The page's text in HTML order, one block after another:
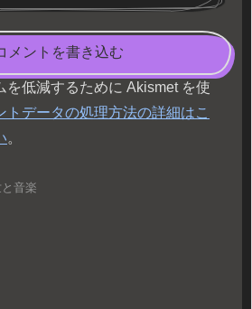
メントを書き込む
を低減するために Akismet を使
トデータの処理方法の詳細はこ
。
音楽